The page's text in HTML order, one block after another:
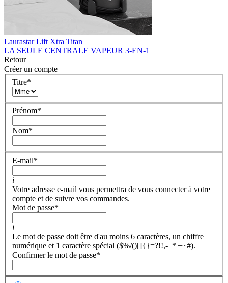
Laurastar Lift Xtra Titan
LA SEULE CENTRALE VAPEUR 3-EN-1
Retour
Créer un compte
Titre*
Prénom*
Nom*
E-mail*
i
Votre adresse e-mail vous permettra de vous connecter à votre
compte et de suivre vos commandes.
Mot de passe*
i
Le mot de passe doit être d'au moins 6 caractères, un chiffre
numérique et 1 caractère spécial ($%/()[]{}=?!!,-_*|+~#).
Confirmer le mot de passe*